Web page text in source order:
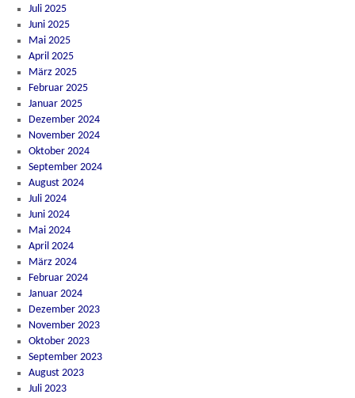
Juli 2025
Juni 2025
Mai 2025
April 2025
März 2025
Februar 2025
Januar 2025
Dezember 2024
November 2024
Oktober 2024
September 2024
August 2024
Juli 2024
Juni 2024
Mai 2024
April 2024
März 2024
Februar 2024
Januar 2024
Dezember 2023
November 2023
Oktober 2023
September 2023
August 2023
Juli 2023